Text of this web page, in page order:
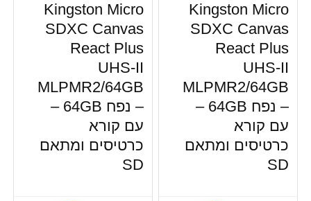
Kingston Micro
SDXC Canvas
React Plus
UHS-II
MLPMR2/64GB
– נפח 64GB –
עם קורא
כרטיסים ומתאם
SD
Kingston Micro
SDXC Canvas
React Plus
UHS-II
MLPMR2/64GB
– נפח 64GB –
עם קורא
כרטיסים ומתאם
SD